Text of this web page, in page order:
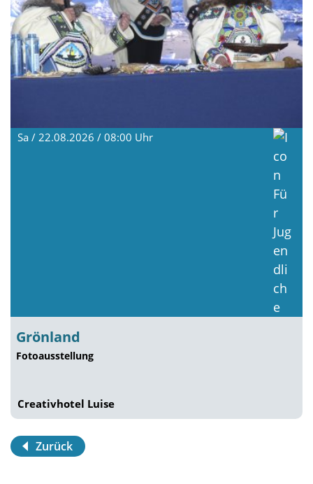
Sa / 22.08.2026 / 08:00 Uhr
Grönland
Fotoausstellung
Creativhotel Luise
Zurück